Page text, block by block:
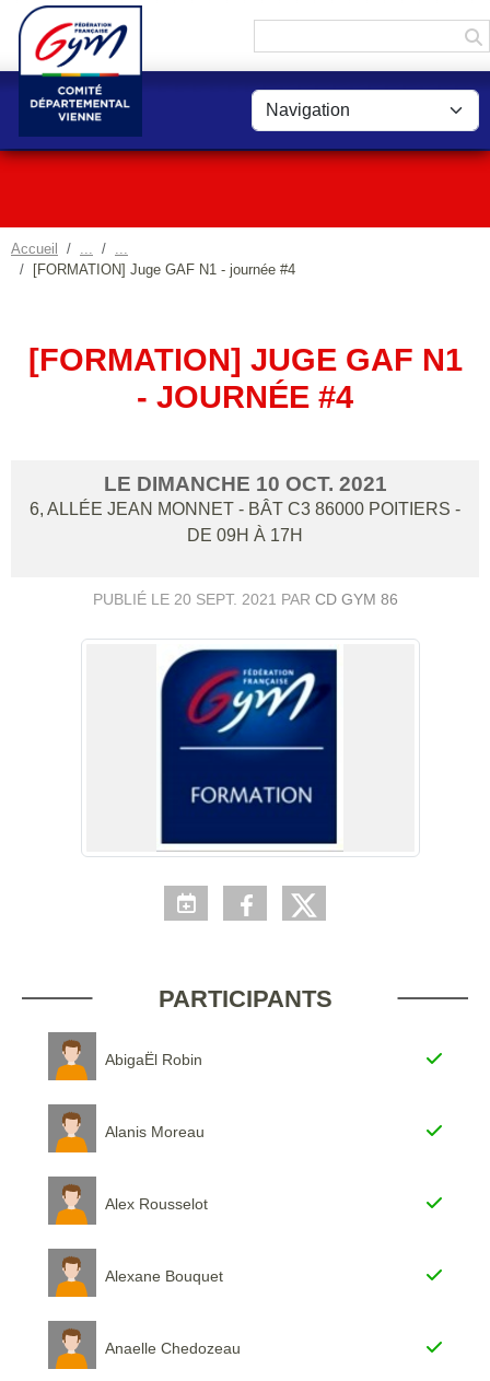
Accueil
[FORMATION] Juge GAF N1 - journée #4
[FORMATION] JUGE GAF N1
- JOURNÉE #4
LE DIMANCHE 10 OCT. 2021
6, ALLÉE JEAN MONNET - BÂT C3 86000 POITIERS -
DE 09H À 17H
PUBLIÉ LE 20 SEPT. 2021 PAR CD GYM 86
PARTICIPANTS
AbigaËl Robin
Alanis Moreau
Alex Rousselot
Alexane Bouquet
Anaelle Chedozeau
Panneau de gestion des cookies